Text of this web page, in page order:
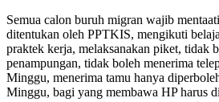
Semua calon buruh migran wajib
ditentukan oleh PPTKIS, mengikuti
praktek kerja, melaksanakan piket, tidak
penampungan, tidak boleh menerima
Minggu, menerima tamu hanya
Minggu, bagi yang membawa HP harus